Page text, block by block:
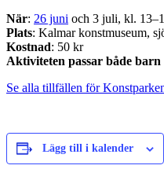
När: 26 juni och 3 juli, kl.
Plats: Kalmar konstmuseum,
Kostnad: 50 kr
Aktiviteten passar både barn
Se alla tillfällen för
Lägg till i kalender